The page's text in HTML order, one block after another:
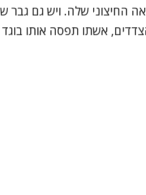
החיצוני שלה. ויש גם
אשתו תפסה אותו